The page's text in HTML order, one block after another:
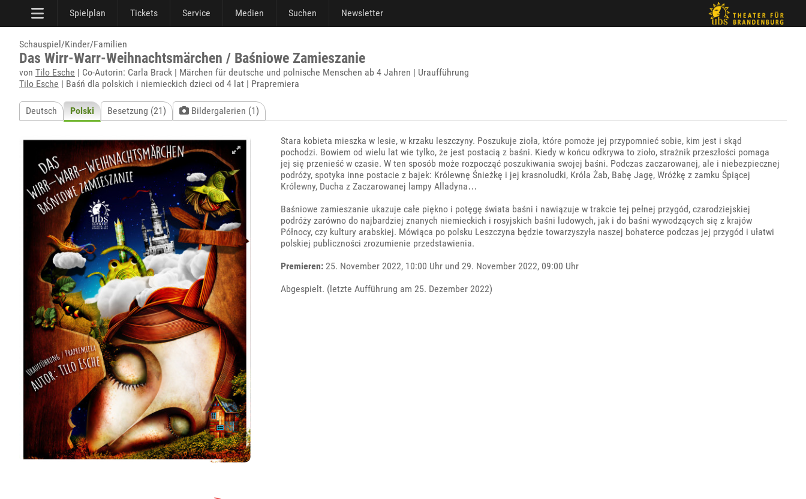
Spielplan Tickets Service Medien Suchen Newsletter
Schauspiel/Kinder/Familien
Das Wirr-Warr-Weihnachtsmärchen / Baśniowe Zamieszanie
von Tilo Esche | Co-Autorin: Carla Brack | Märchen für deutsche und polnische Menschen ab 4 Jahren | Uraufführung
Tilo Esche | Baśń dla polskich i niemieckich dzieci od 4 lat | Prapremiera
Deutsch Polski Besetzung (21) Bildergalerien (1)
Stara kobieta mieszka w lesie, w krzaku leszczyny. Poszukuje zioła, które pomoże jej przypomnieć sobie, kim jest i skąd
pochodzi. Bowiem od wielu lat wie tylko, że jest postacią z baśni. Kiedy w końcu odkrywa to zioło, strażnik przeszłości pomaga
jej się przenieść w czasie. W ten sposób może rozpocząć poszukiwania swojej baśni. Podczas zaczarowanej, ale i niebezpiecznej
podróży, spotyka inne postacie z bajek: Królewnę Śnieżkę i jej krasnoludki, Króla Żab, Babę Jagę, Wróżkę z zamku Śpiącej
Królewny, Ducha z Zaczarowanej lampy Alladyna…
Baśniowe zamieszanie ukazuje całe piękno i potęgę świata baśni i nawiązuje w trakcie tej pełnej przygód, czarodziejskiej
podróży zarówno do najbardziej znanych niemieckich i rosyjskich baśni ludowych, jak i do baśni wywodzących się z krajów
Północy, czy kultury arabskiej. Mówiąca po polsku Leszczyna będzie towarzyszyła naszej bohaterce podczas jej przygód i ułatwi
polskiej publiczności zrozumienie przedstawienia.
Premieren: 25. November 2022, 10:00 Uhr und 29. November 2022, 09:00 Uhr
Abgespielt. (letzte Aufführung am 25. Dezember 2022)